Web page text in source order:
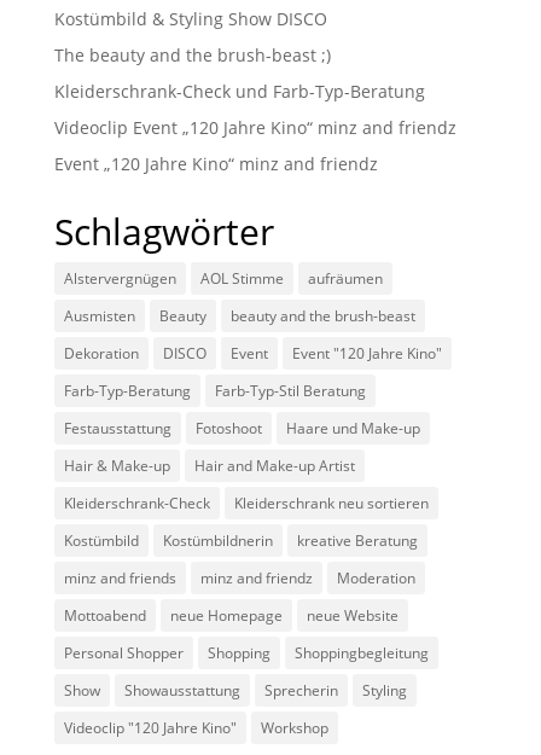
Kostümbild & Styling Show DISCO
The beauty and the brush-beast ;)
Kleiderschrank-Check und Farb-Typ-Beratung
Videoclip Event „120 Jahre Kino“ minz and friendz
Event „120 Jahre Kino“ minz and friendz
Schlagwörter
Alstervergnügen AOL Stimme
aufräumen
Ausmisten
Beauty
beauty and the brush-beast
Dekoration
DISCO Event
Event "120 Jahre Kino"
Farb-Typ-Beratung
Farb-Typ-Stil Beratung
Festausstattung
Fotoshoot
Haare und Make-up
Hair & Make-up
Hair and Make-up Artist
Kleiderschrank-Check
Kleiderschrank neu sortieren
Kostümbild
Kostümbildnerin
kreative Beratung
minz and friends
minz and friendz
Moderation
Mottoabend
neue Homepage
neue Website
Personal Shopper
Shopping
Shoppingbegleitung
Show
Showausstattung Sprecherin
Styling
Videoclip "120 Jahre Kino"
Workshop